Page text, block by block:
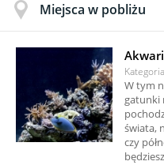
Miejsca w pobliżu
W tym
gatunki
świata,
czy